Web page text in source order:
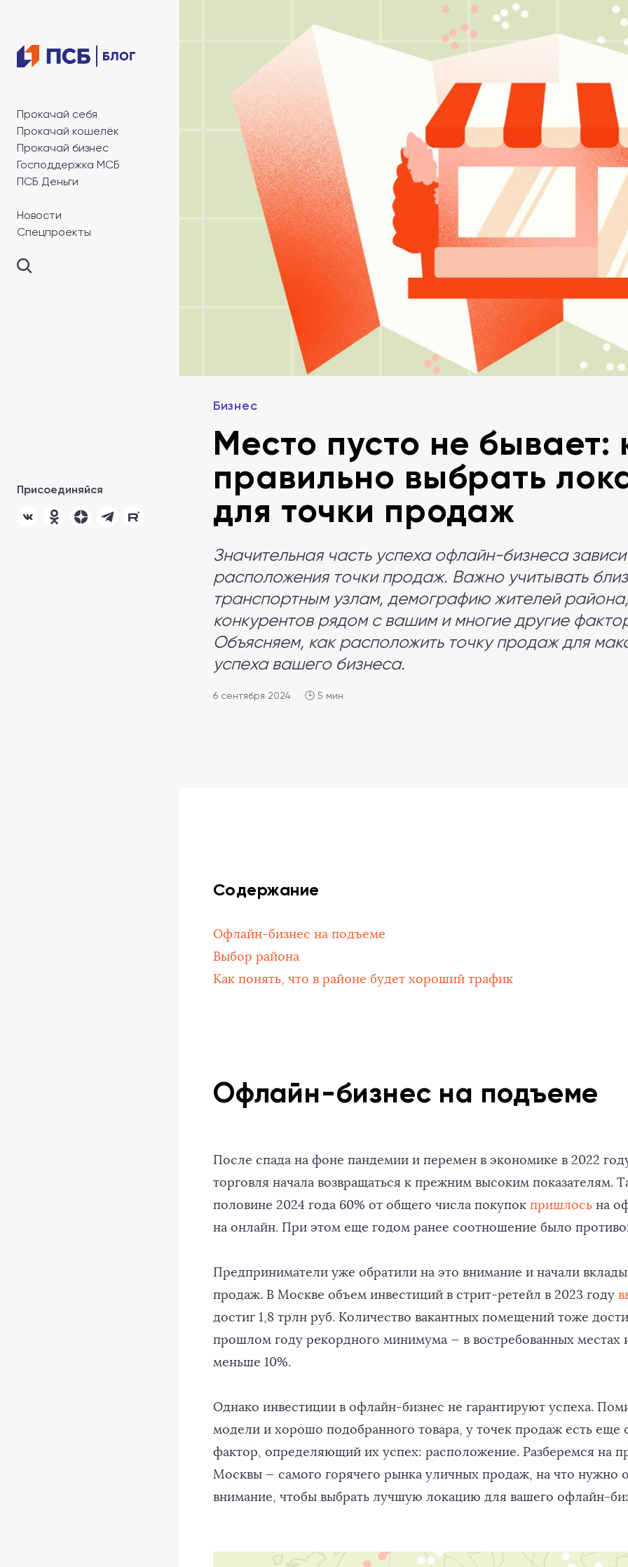
Прокачай себя
Прокачай кошелёк
Прокачай бизнес
Господдержка МСБ
ПСБ Деньги
Новости
Спецпроекты
Присоединяйся
Бизнес
Место пусто не бывает:
правильно выбрать
для точки продаж
Значительная часть успеха офлайн-бизнеса
расположения точки продаж. Важно учитывать
транспортным узлам, демографию жителей
конкурентов рядом с вашим и многие другие
Объясняем, как расположить точку продаж для
успеха вашего бизнеса.
6 сентября 2024 🕒 5 мин
Содержание
Офлайн-бизнес на подъеме
Выбор района
Как понять, что в районе будет хороший трафик
Офлайн-бизнес на подъеме
После спада на фоне пандемии и перемен в экономике в 2022
торговля начала возвращаться к прежним высоким показателям.
половине 2024 года 60% от общего числа покупок пришлось на
на онлайн. При этом еще годом ранее соотношение было
Предприниматели уже обратили на это внимание и начали
продаж. В Москве объем инвестиций в стрит-ретейл в 2023 году
достиг 1,8 трлн руб. Количество вакантных помещений тоже
прошлом году рекордного минимума — в востребованных местах
меньше 10%.
Однако инвестиции в офлайн-бизнес не гарантируют успеха.
модели и хорошо подобранного товара, у точек продаж есть еще
фактор, определяющий их успех: расположение. Разберемся на
Москвы — самого горячего рынка уличных продаж, на что нужно
внимание, чтобы выбрать лучшую локацию для вашего офлайн-